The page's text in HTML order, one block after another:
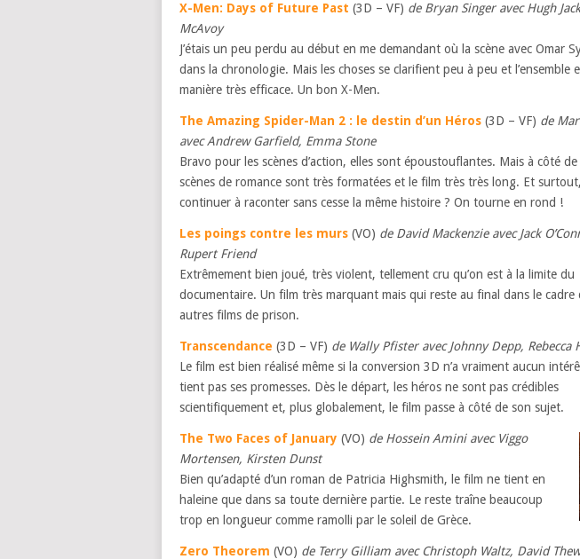
X-Men: Days of Future Past (3D – VF) de Bryan Singer avec Hugh
McAvoy
J’étais un peu perdu au début en me demandant où la scène avec Omar
dans la chronologie. Mais les choses se clarifient peu à peu et l’ensemble
manière très efficace. Un bon X-Men.
The Amazing Spider-Man 2 : le destin d’un Héros (3D – VF) de
avec Andrew Garfield, Emma Stone
Bravo pour les scènes d’action, elles sont époustouflantes. Mais à côté de
scènes de romance sont très formatées et le film très très long. Et
continuer à raconter sans cesse la même histoire ? On tourne en rond !
Les poings contre les murs (VO) de David Mackenzie avec Jack
Rupert Friend
Extrêmement bien joué, très violent, tellement cru qu’on est à la limite du
documentaire. Un film très marquant mais qui reste au final dans le cadre
autres films de prison.
Transcendance (3D – VF) de Wally Pfister avec Johnny Depp, Rebecca
Le film est bien réalisé même si la conversion 3D n’a vraiment aucun
tient pas ses promesses. Dès le départ, les héros ne sont pas crédibles
scientifiquement et, plus globalement, le film passe à côté de son sujet.
The Two Faces of January (VO) de Hossein Amini avec Viggo
Mortensen, Kirsten Dunst
Bien qu’adapté d’un roman de Patricia Highsmith, le film ne tient en
haleine que dans sa toute dernière partie. Le reste traîne beaucoup
trop en longueur comme ramolli par le soleil de Grèce.
Zero Theorem (VO) de Terry Gilliam avec Christoph Waltz, David